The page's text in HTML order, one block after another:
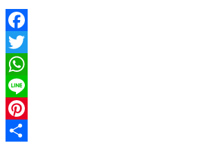
Facebook
Twitter
WhatsApp
Line
Pinterest